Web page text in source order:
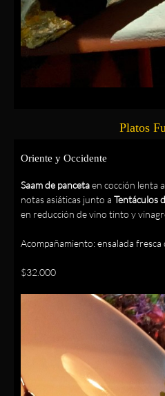
Platos
Oriente y Occidente
Saam de pancetaen cocción lenta
notas asiáticas junto a Tentáculos
en reducción de vino tinto y
Acompañamiento: ensalada fresca
$32.000